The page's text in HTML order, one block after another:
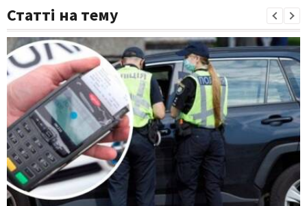
Статті на тему